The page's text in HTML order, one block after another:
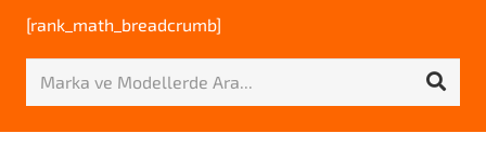
[rank_math_breadcrumb]